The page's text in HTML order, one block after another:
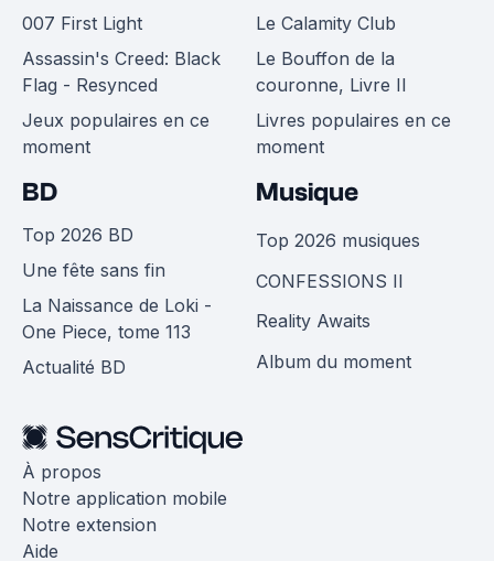
007 First Light
Assassin's Creed: Black
Flag - Resynced
Jeux populaires en ce
moment
Le Calamity Club
Le Bouffon de la
couronne, Livre II
Livres populaires en ce
moment
BD
Top 2026 BD
Une fête sans fin
La Naissance de Loki -
One Piece, tome 113
Actualité BD
Musique
Top 2026 musiques
CONFESSIONS II
Reality Awaits
Album du moment
À propos
Notre application mobile
Notre extension
Aide